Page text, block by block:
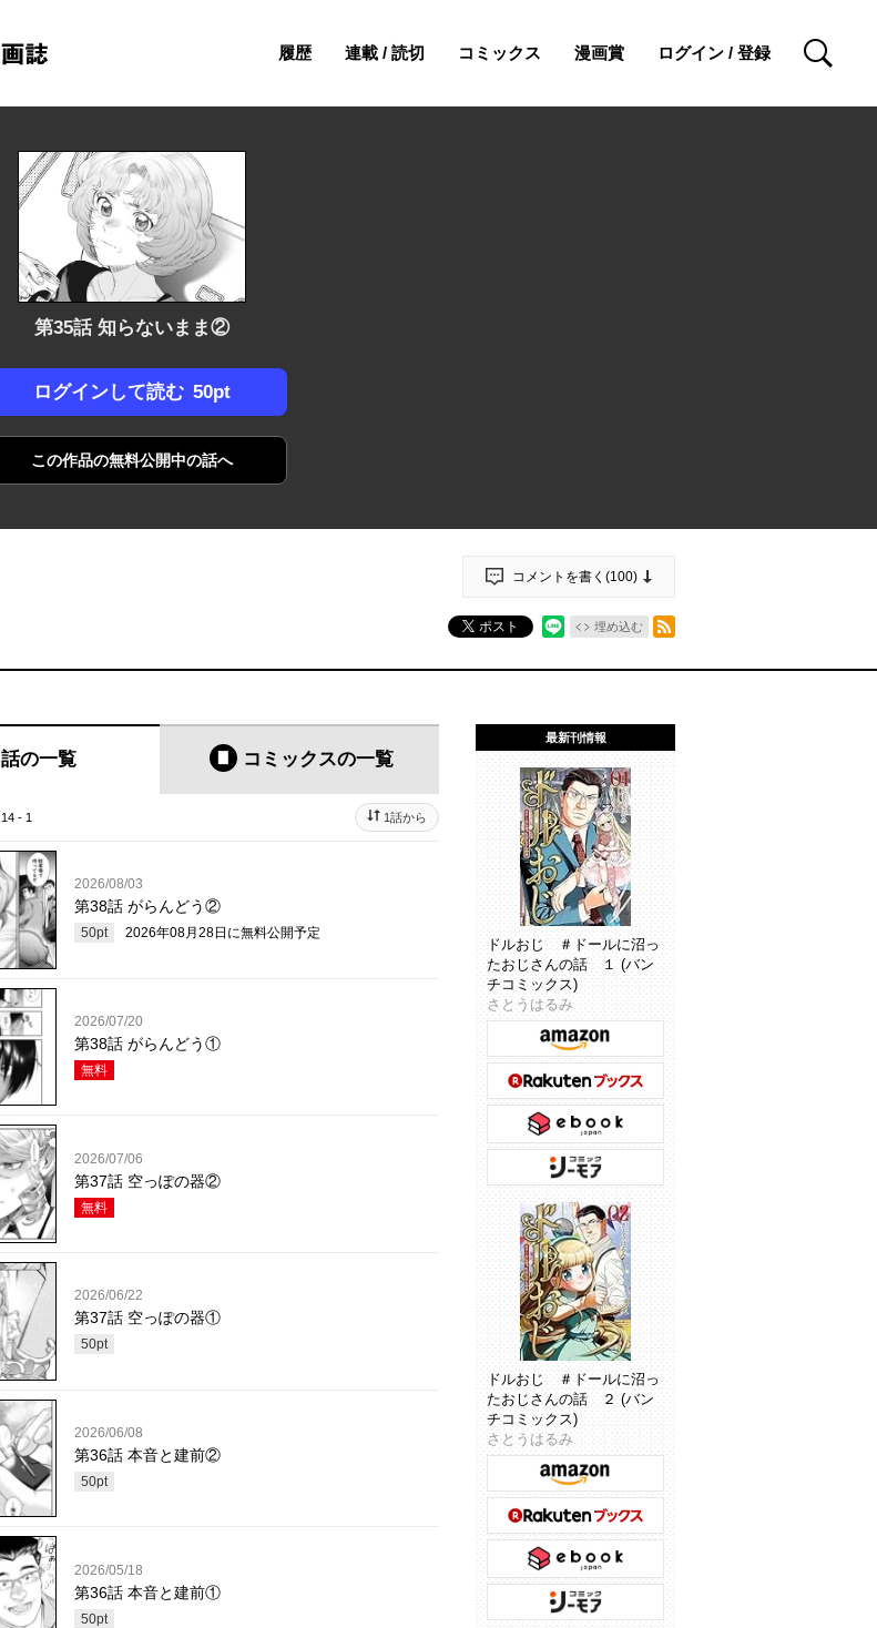
履歴 連載 / 読切 コミックス 漫画賞 ログイン / 登録 検索
第35話 知らないまま②
ログインして読む 50pt
この作品の無料公開中の話へ
コメントを書く(100)
ポスト 埋め込む
話の一覧 コミックスの一覧
14 - 1 1話から
2026/08/03
第38話 がらんどう②
50pt 2026年08月28日 に無料公開予定
2026/07/20
第38話 がらんどう①
無料
2026/07/06
第37話 空っぽの器②
無料
2026/06/22
第37話 空っぽの器①
50pt
2026/06/08
第36話 本音と建前②
50pt
2026/05/18
第36話 本音と建前①
50pt
最新刊情報
ドルおじ ＃ドールに沼っ
たおじさんの話 １ (バン
チコミックス)
さとうはるみ
ドルおじ ＃ドールに沼っ
たおじさんの話 ２ (バン
チコミックス)
さとうはるみ